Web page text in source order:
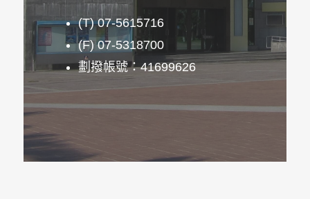
(T) 07-5615716
(F) 07-5318700
劃撥帳號：41699626